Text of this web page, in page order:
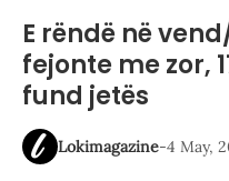
E rëndë në
fejonte me zor,
fund jetës
Lokimagazine-4 May,